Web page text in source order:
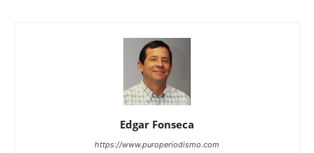
Edgar Fonseca
https://www.puroperiodismo.com